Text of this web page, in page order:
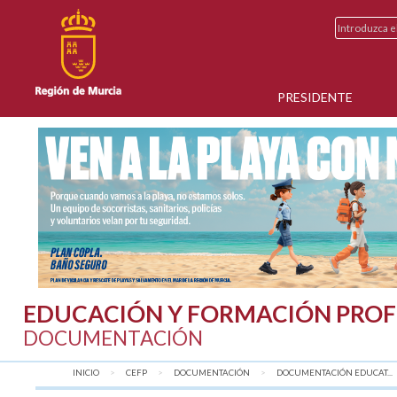
PRESIDENTE
EDUCACIÓN Y FORMACIÓN
DOCUMENTACIÓN
INICIO CEFP DOCUMENTACIÓN DOCUMENTACIÓN EDUCAT...